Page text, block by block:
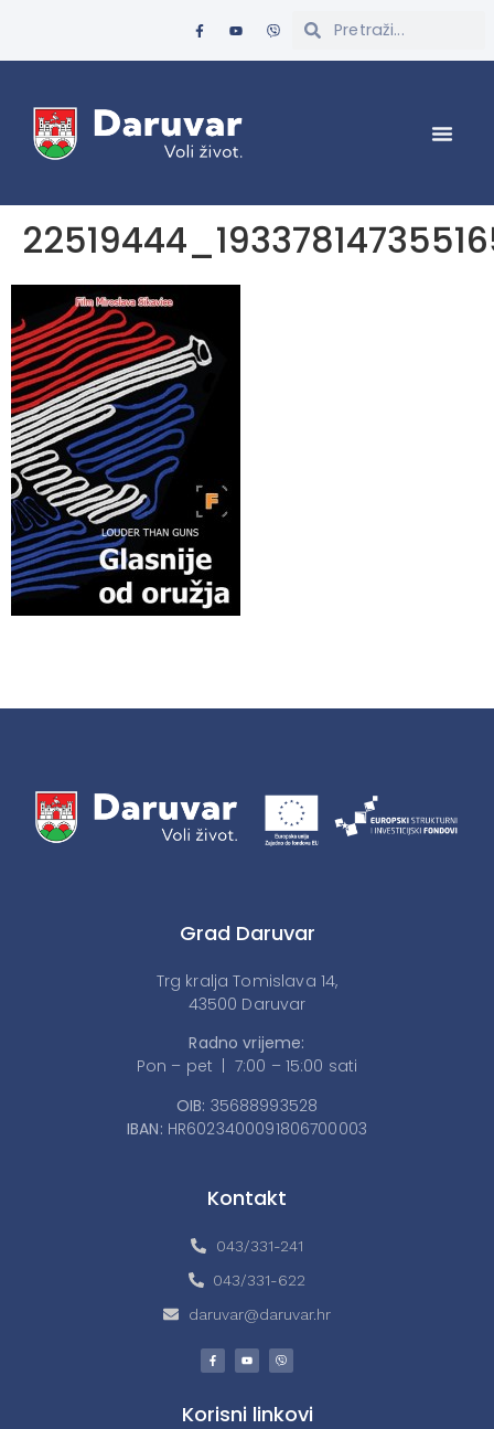
Grad Daruvar
Trg kralja Tomislava 14,
43500 Daruvar
Radno vrijeme:
Pon – pet | 7:00 – 15:00 sati
OIB: 35688993528
IBAN: HR6023400091806700003
Kontakt
043/331-241
043/331-622
daruvar@daruvar.hr
Korisni linkovi